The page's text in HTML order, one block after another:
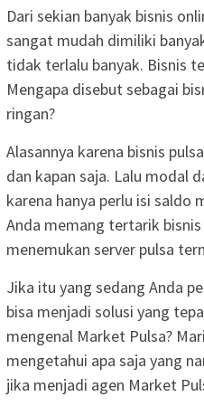
Dari sekian banyak bisnis
sangat mudah dimiliki
tidak terlalu banyak. Bisnis
Mengapa disebut sebagai
ringan?
Alasannya karena bisnis
dan kapan saja. Lalu modal
karena hanya perlu isi saldo
Anda memang tertarik
menemukan server pulsa
Jika itu yang sedang Anda
bisa menjadi solusi yang
mengenal Market Pulsa?
mengetahui apa saja yang
jika menjadi agen Market